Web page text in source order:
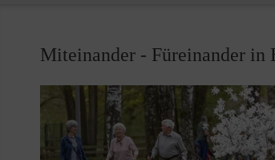
Egal ob Menschen aus Syrien,
herzlich willkommen. Unser Ziel ist es
Menschen in Büdingen zu ermöglichen.
und bei ihrer Tätigkeit fachlich begleitet.
Miteinander - Füreinander in